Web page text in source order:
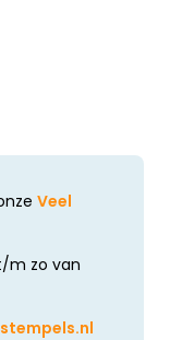
Veel
m zo van